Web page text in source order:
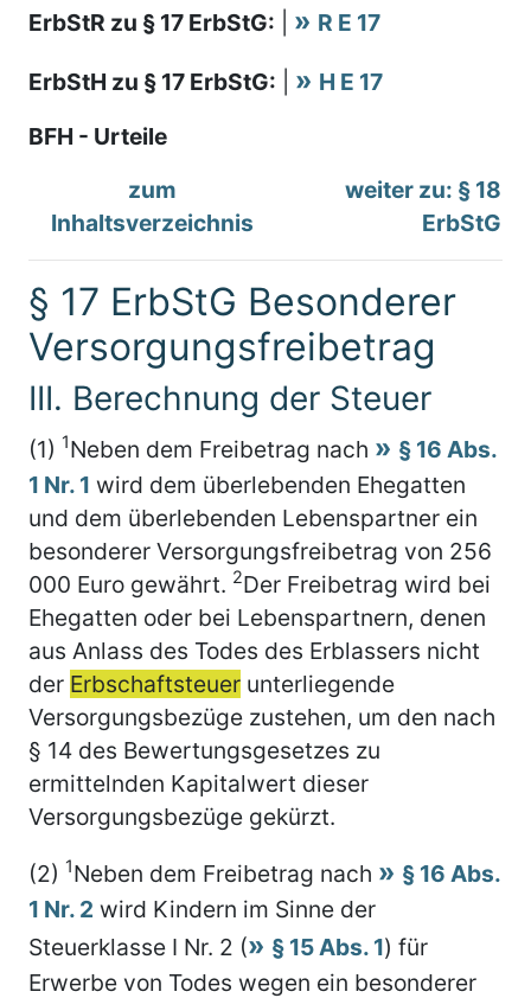
ErbStR zu § 17 ErbStG: R E 17
ErbStH zu § 17 ErbStG:
H E 17
BFH - Urteile
zum
Inhaltsverzeichnis
weiter zu: § 18
ErbStG
§ 17 ErbStG Besonderer
Versorgungsfreibetrag
III. Berechnung der Steuer
(1) 1Neben dem Freibetrag nach
§ 16 Abs.
1 Nr. 1 wird dem überlebenden Ehegatten
und dem überlebenden Lebenspartner ein
besonderer Versorgungsfreibetrag von 256
000 Euro gewährt. 2Der Freibetrag wird bei
Ehegatten oder bei Lebenspartnern, denen
aus Anlass des Todes des Erblassers nicht
der Erbschaftsteuer unterliegende
Versorgungsbezüge zustehen, um den nach
§ 14 des Bewertungsgesetzes zu
ermittelnden Kapitalwert dieser
Versorgungsbezüge gekürzt.
(2) 1Neben dem Freibetrag nach
§ 16 Abs.
1 Nr. 2 wird Kindern im Sinne der
Steuerklasse I Nr. 2 (
§ 15 Abs. 1) für
Erwerbe von Todes wegen ein besonderer